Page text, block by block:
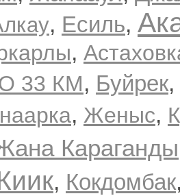
, Есиль,
,
33 КМ, Буйрек,
, Женыс,
Караганды
, Кокдомбак